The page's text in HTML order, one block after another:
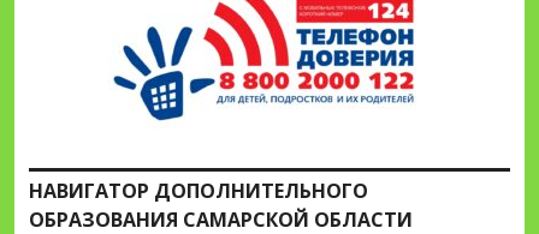
НАВИГАТОР ДОПОЛНИТЕЛЬНОГО
ОБРАЗОВАНИЯ САМАРСКОЙ ОБЛАСТИ